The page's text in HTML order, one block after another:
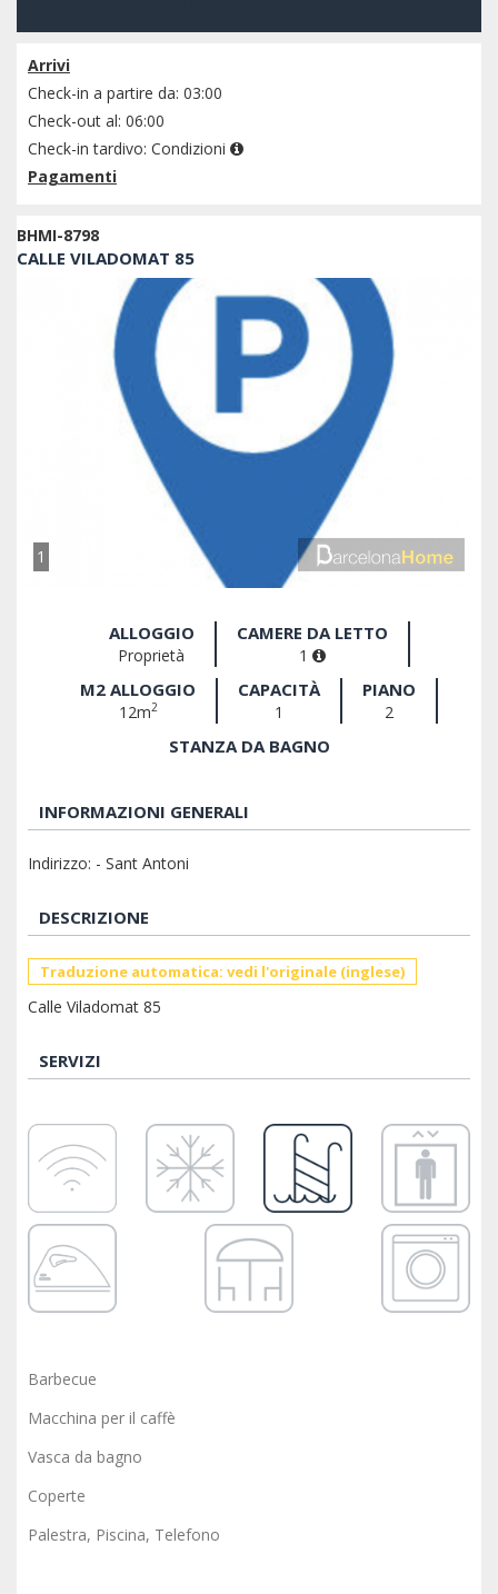
Arrivi
Check-in a partire da: 03:00
Check-out al: 06:00
Check-in tardivo: Condizioni
Pagamenti
BHMI-8798
CALLE VILADOMAT 85
1
ALLOGGIO
Proprietà
CAMERE DA LETTO
1
M2 ALLOGGIO
12m2
CAPACITÀ
1
PIANO
2
STANZA DA BAGNO
INFORMAZIONI GENERALI
Indirizzo: - Sant Antoni
DESCRIZIONE
Traduzione automatica: vedi l'originale (inglese)
Calle Viladomat 85
SERVIZI
Barbecue
Macchina per il caffè
Vasca da bagno
Coperte
Palestra, Piscina, Telefono